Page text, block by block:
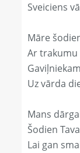
Sveiciens
Māre
Ar trakumu
Uz vārda
Mans
Šodien
Lai gan